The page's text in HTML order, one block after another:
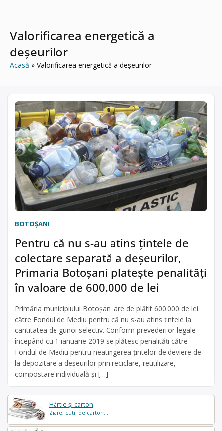
Valorificarea energetică a
deșeurilor
Acasă Valorificarea energetică a deșeurilor
Hârtie și carton
Ziare, cutii de carton...
BOTOŞANI
Pentru că nu s-au atins țintele de
colectare separată a deșeurilor,
Primaria Botoșani platește penalități
în valoare de 600.000 de lei
Primăria municipiului Botoșani are de plătit 600.000 de lei
către Fondul de Mediu pentru că nu s-au atins țintele la
cantitatea de gunoi selectiv. Conform prevederilor legale
începând cu 1 ianuarie 2019 se plătesc penalităţi către
Fondul de Mediu pentru neatingerea ţintelor de deviere de
la depozitare a deşeurilor prin reciclare, reutilizare,
compostare individuală şi […]